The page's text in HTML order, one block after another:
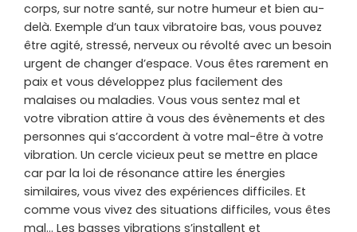
corps, sur notre santé, sur notre humeur et bien au-
delà. Exemple d’un taux vibratoire bas, vous pouvez
être agité, stressé, nerveux ou révolté avec un besoin
urgent de changer d’espace. Vous êtes rarement en
paix et vous développez plus facilement des
malaises ou maladies. Vous vous sentez mal et
votre vibration attire à vous des évènements et des
personnes qui s’accordent à votre mal-être à votre
vibration. Un cercle vicieux peut se mettre en place
car par la loi de résonance attire les énergies
similaires, vous vivez des expériences difficiles. Et
comme vous vivez des situations difficiles, vous êtes
mal… Les basses vibrations s’installent et